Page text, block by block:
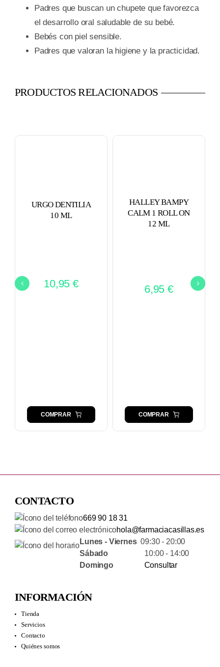
Padres que buscan un chupete que favorezca
el desarrollo oral saludable de su bebé.
Bebés con piel sensible.
Padres que valoran la higiene y la practicidad.
PRODUCTOS RELACIONADOS
URGO DENTILIA
10 ML
10,95 €
COMPRAR
HALLEY BAMPY
CALM 1 ROLL ON
12 ML
6,95€
COMPRAR
CONTACTO
669 90 18 31
hola@farmaciacasillas.es
Lunes - Viernes09:30 - 20:00
Sábado 10:00 - 14:00
Domingo
Consultar
INFORMACIÓN
Tienda
Servicios
Contacto
Quiénes somos